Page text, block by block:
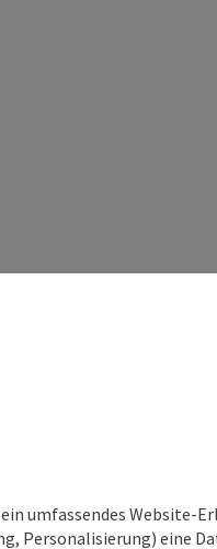
umfassendes Website-
Personalisierung) eine